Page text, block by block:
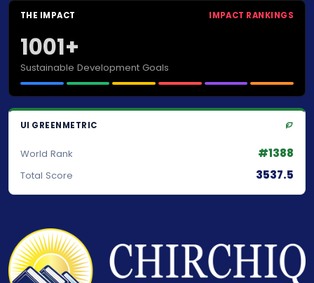
THE IMPACT IMPACT RANKINGS
1001+
Sustainable Development Goals
UI GREENMETRIC
World Rank #1388
Total Score 3537.5